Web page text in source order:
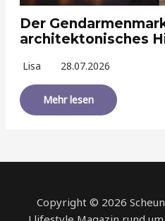
Der
architektonisches
Lisa 28.07.2026
Mehr lesen
Copyright © 2026